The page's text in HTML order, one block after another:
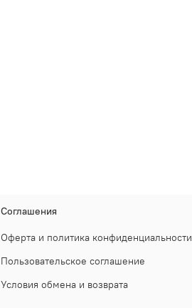
Соглашения
Оферта и политика конфиденциальности
Пользовательское соглашение
Условия обмена и возврата